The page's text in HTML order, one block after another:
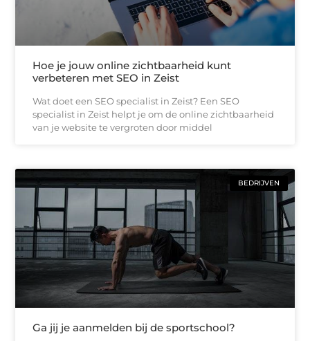
Hoe je jouw online zichtbaarheid kunt
verbeteren met SEO in Zeist
Wat doet een SEO specialist in Zeist? Een SEO
specialist in Zeist helpt je om de online zichtbaarheid
van je website te vergroten door middel
BEDRIJVEN
Ga jij je aanmelden bij de sportschool?